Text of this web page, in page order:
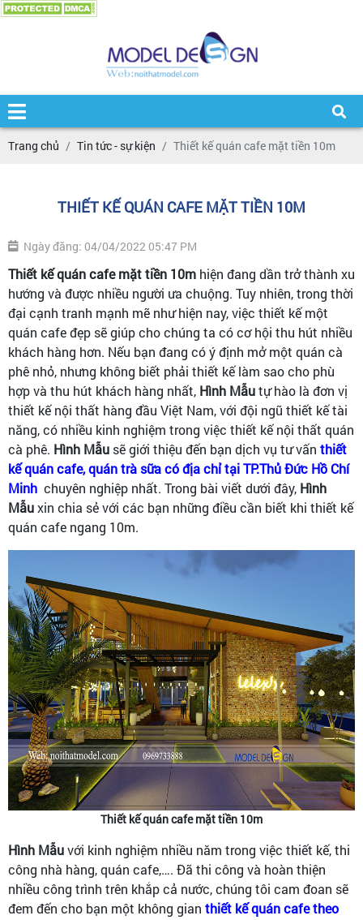
Trang chủ Tin tức - sự kiện Thiết kế quán cafe mặt tiền 10m
THIẾT KẾ QUÁN CAFE MẶT TIỀN 10M
Ngày đăng: 04/04/2022 05:47 PM
Thiết kế quán cafe mặt tiền 10m hiện đang dần trở thành xu
hướng và được nhiều người ưa chuộng. Tuy nhiên, trong thời
đại cạnh tranh mạnh mẽ như hiện nay, việc thiết kế một
quán cafe đẹp sẽ giúp cho chúng ta có cơ hội thu hút nhiều
khách hàng hơn. Nếu bạn đang có ý định mở một quán cà
phê nhỏ, nhưng không biết phải thiết kế làm sao cho phù
hợp và thu hút khách hàng nhất, Hình Mẫutự hào là đơn vị
thiết kế nội thất hàng đầu Việt Nam, với đội ngũ thiết kế tài
năng, có nhiều kinh nghiệm trong việc thiết kế nội thất quán
cà phê. Hình Mẫu sẽ giới thiệu đến bạn dịch vụ tư vấn thiết
kế quán cafe, quán trà sữa có địa chỉ tại TP.Thủ Đức Hồ Chí
Minh chuyên nghiệp nhất. Trong bài viết dưới đây, Hình
Mẫuxin chia sẻ với các bạn những điều cần biết khi thiết kế
quán cafe ngang 10m.
Thiết kế quán cafe mặt tiền 10m
Hình Mẫuvới kinh nghiệm nhiều năm trong việc thiết kế, thi
công nhà hàng, quán cafe,…. Đã thi công và hoàn thiện
nhiều công trình trên khắp cả nước, chúng tôi cam đoan sẽ
đem đến cho bạn một không gian thiết kế quán cafe theo